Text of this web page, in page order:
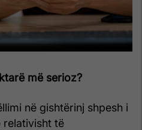
më serioz?
në gishtërinj shpesh i
relativisht të